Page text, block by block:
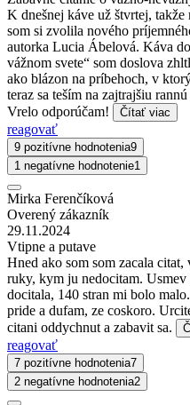
K dnešnej káve už štvrtej,
som si zvolila nového
autorka Lucia Ábelová. Káva
vážnom svete“ som doslova
ako blázon na príbehoch, v
teraz sa teším na zajtrajšiu
Vrelo odporúčam!
Čítať viac
reagovať
9 pozitívne hodnotenia9
1 negatívne hodnotenie1
Mirka Ferenčíková
Overený zákazník
29.11.2024
Vtipne a putave
Hned ako som som zacala
ruky, kym ju nedocitam.
docitala, 140 stran mi bolo
pride a dufam, ze coskoro.
citani oddychnut a zabavit sa.
reagovať
7 pozitívne hodnotenia7
2 negatívne hodnotenia2